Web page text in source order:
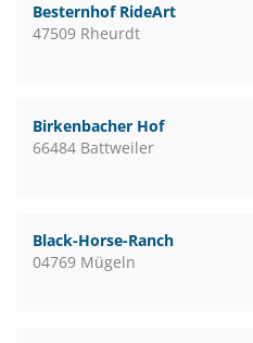
Besternhof RideArt
47509 Rheurdt
Birkenbacher Hof
66484 Battweiler
Black-Horse-Ranch
04769 Mügeln